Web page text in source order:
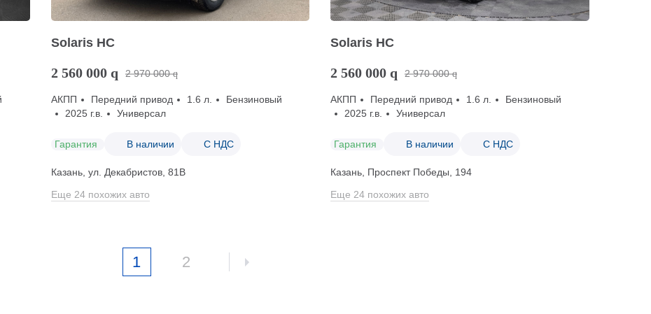
Solaris HC
2 560 000 q 2 970 000 q
АКПП Передний привод 1.6 л.
Бензиновый
2025 г.в.
Универсал
Гарантия В наличии С НДС
Казань, ул. Декабристов, 81В
Еще 24 похожих авто
Solaris HC
2 560 000 q 2 970 000 q
АКПП Передний привод 1.6 л.
Бензиновый
2025 г.в.
Универсал
Гарантия В наличии С НДС
Казань, Проспект Победы, 194
Еще 24 похожих авто
1 2